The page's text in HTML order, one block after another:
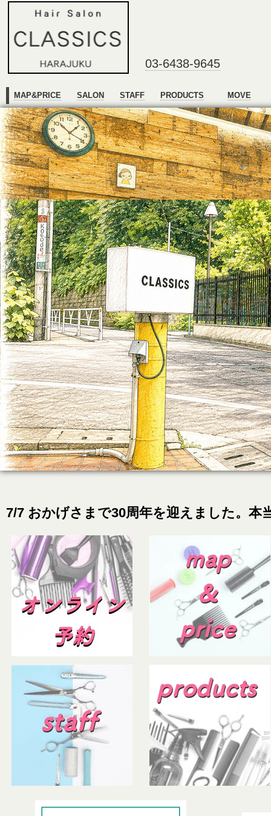
03-6438-9645
MAP&PRICE SALON STAFF PRODUCTS MOVE
7/7 おかげさまで30周年を迎えました。